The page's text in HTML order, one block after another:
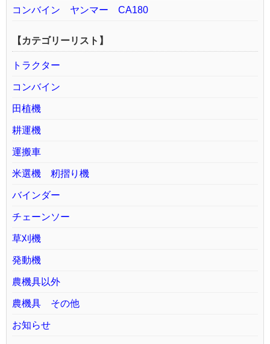
コンバイン ヤンマー CA180
【カテゴリーリスト】
トラクター
コンバイン
田植機
耕運機
運搬車
米選機 籾摺り機
バインダー
チェーンソー
草刈機
発動機
農機具以外
農機具 その他
お知らせ